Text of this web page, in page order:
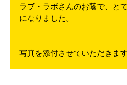
ラブ・ラボさんのお蔭で、と
になりました。
写真を添付させていただきます